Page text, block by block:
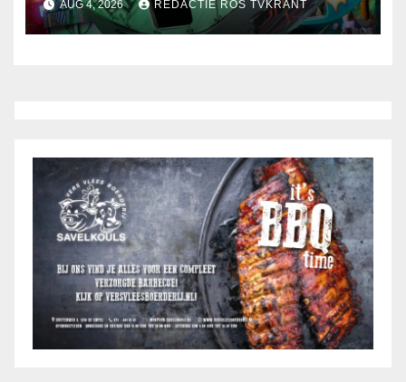
AUG 4, 2026 REDACTIE ROS TVKRANT